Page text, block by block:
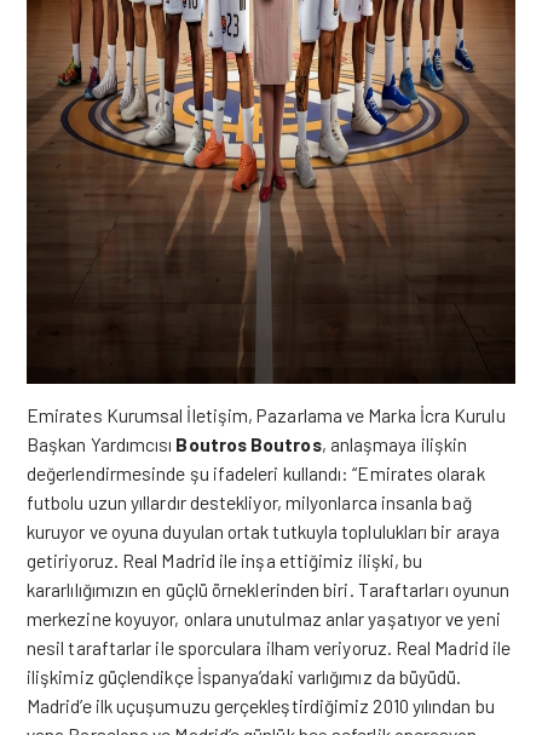
Emirates Kurumsal İletişim, Pazarlama ve Marka İcra Kurulu
Başkan Yardımcısı Boutros Boutros, anlaşmaya ilişkin
değerlendirmesinde şu ifadeleri kullandı: “Emirates olarak
futbolu uzun yıllardır destekliyor, milyonlarca insanla bağ
kuruyor ve oyuna duyulan ortak tutkuyla toplulukları bir araya
getiriyoruz. Real Madrid ile inşa ettiğimiz ilişki, bu
kararlılığımızın en güçlü örneklerinden biri. Taraftarları oyunun
merkezine koyuyor, onlara unutulmaz anlar yaşatıyor ve yeni
nesil taraftarlar ile sporculara ilham veriyoruz. Real Madrid ile
ilişkimiz güçlendikçe İspanya’daki varlığımız da büyüdü.
Madrid’e ilk uçuşumuzu gerçekleştirdiğimiz 2010 yılından bu